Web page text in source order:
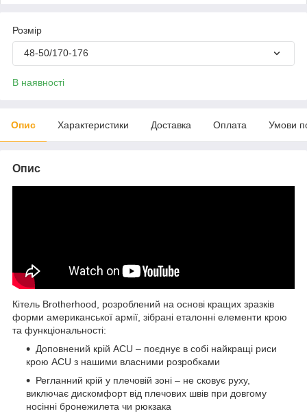
Розмір
48-50/170-176
В наявності
Опис Характеристики Доставка Оплата Умови
Опис
Кітель Brotherhood, розроблений на основі кращих зразків
форми американської армії, зібрані еталонні елементи крою
та функціональності:
Доповнений крій ACU – поєднує в собі найкращі риси
крою ACU з нашими власними розробками
Регланний крій у плечовій зоні – не сковує руху,
виключає дискомфорт від плечових швів при довгому
носінні бронежилета чи рюкзака